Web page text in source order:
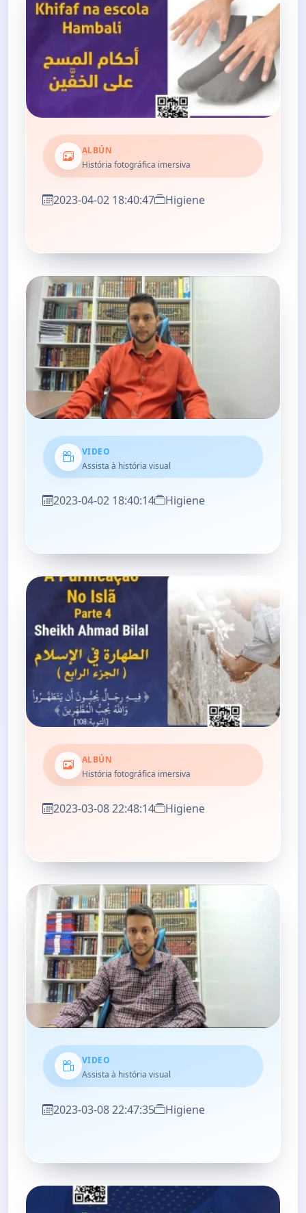
ALBÚN
História fotográfica imersiva
2023-04-02 18:40:47 Higiene
VIDEO
Assista à história visual
2023-04-02 18:40:14 Higiene
ALBÚN
História fotográfica imersiva
2023-03-08 22:48:14 Higiene
VIDEO
Assista à história visual
2023-03-08 22:47:35 Higiene